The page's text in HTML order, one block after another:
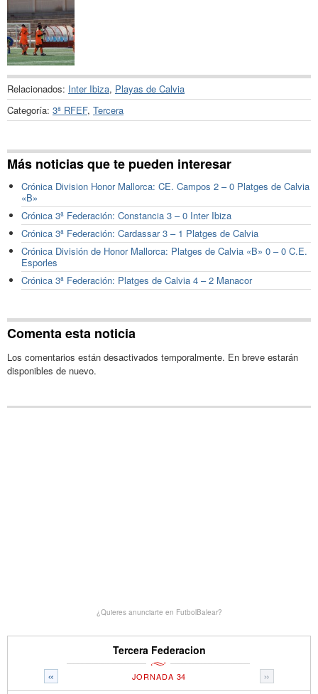
Relacionados: Inter Ibiza, Playas de Calvia
Categoría: 3ª RFEF, Tercera
Más noticias que te pueden interesar
Crónica Division Honor Mallorca: CE. Campos 2 – 0 Platges de Calvia
«B»
Crónica 3ª Federación: Constancia 3 – 0 Inter Ibiza
Crónica 3ª Federación: Cardassar 3 – 1 Platges de Calvia
Crónica División de Honor Mallorca: Platges de Calvia «B» 0 – 0 C.E.
Esporles
Crónica 3ª Federación: Platges de Calvia 4 – 2 Manacor
Comenta esta noticia
Los comentarios están desactivados temporalmente. En breve estarán
disponibles de nuevo.
¿Quieres anunciarte en FutbolBalear?
Tercera Federacion
« »
JORNADA 34